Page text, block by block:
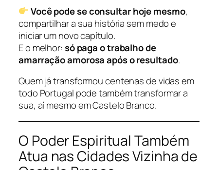
Você pode se consultar hoje mesmo,
compartilhar a sua história sem medo e
iniciar um novo capítulo.
E o melhor:só paga o trabalho de
amarração amorosa após o resultado.
Quem já transformou centenas de vidas em
todo Portugal pode também transformar a
sua, aí mesmo em Castelo Branco.
O Poder Espiritual Também
Atua nas Cidades Vizinha de